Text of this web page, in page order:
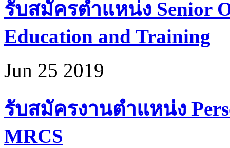
รับสมัครตำแหน่ง Senior
Education and Training
Jun 25 2019
รับสมัครงานตำแหน่ง
MRCS